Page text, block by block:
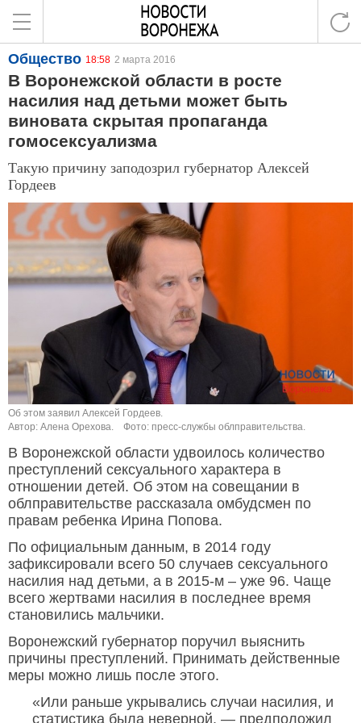
Общество 18:58 2 марта 2016
В Воронежской области в росте
насилия над детьми может быть
виновата скрытая пропаганда
гомосексуализма
Такую причину заподозрил губернатор Алексей
Гордеев
Об этом заявил Алексей Гордеев.
Автор: Алена Орехова.
Фото: пресс-службы облправительства.
В Воронежской области удвоилось количество
преступлений сексуального характера в
отношении детей. Об этом на совещании в
облправительстве рассказала омбудсмен по
правам ребенка Ирина Попова.
По официальным данным, в 2014 году
зафиксировали всего 50 случаев сексуального
насилия над детьми, а в 2015-м – уже 96. Чаще
всего жертвами насилия в последнее время
становились мальчики.
Воронежский губернатор поручил выяснить
причины преступлений. Принимать действенные
меры можно лишь после этого.
«Или раньше укрывались случаи насилия, и
статистика была неверной, — предположил